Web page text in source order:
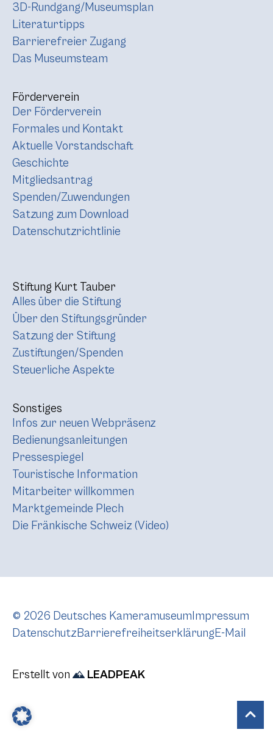
3D-Rundgang/Museumsplan
Literaturtipps
Barrierefreier Zugang
Das Museumsteam
Förderverein
Der Förderverein
Formales und Kontakt
Aktuelle Vorstandschaft
Geschichte
Mitgliedsantrag
Spenden/Zuwendungen
Satzung zum Download
Datenschutzrichtlinie
Stiftung Kurt Tauber
Alles über die Stiftung
Über den Stiftungsgründer
Satzung der Stiftung
Zustiftungen/Spenden
Steuerliche Aspekte
Sonstiges
Infos zur neuen Webpräsenz
Bedienungsanleitungen
Pressespiegel
Touristische Information
Mitarbeiter willkommen
Marktgemeinde Plech
Die Fränkische Schweiz (Video)
© 2026 Deutsches KameramuseumImpressum
DatenschutzBarrierefreiheitserklärungE-Mail
Erstellt von LEADPEAK